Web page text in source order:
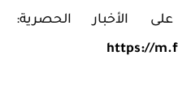
الأخبار الحصرية:
https://